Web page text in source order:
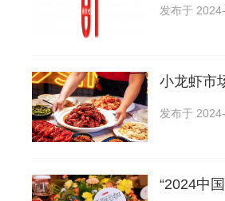
发布于
小龙虾市
发布于
“2024中